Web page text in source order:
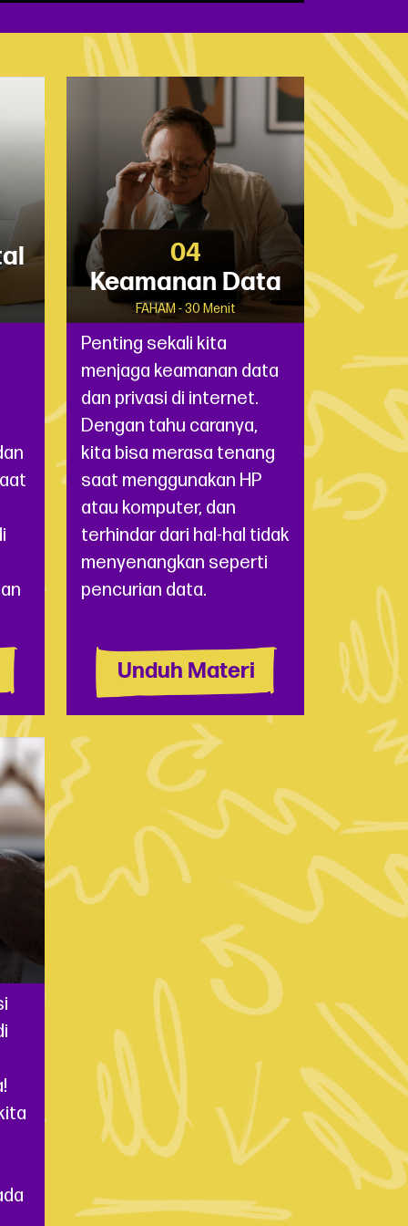
04
Keamanan Data
FAHAM - 30 Menit
Penting sekali kita
menjaga keamanan data
dan privasi di internet.
Dengan tahu caranya,
kita bisa merasa tenang
saat menggunakan HP
atau komputer, dan
terhindar dari hal-hal tidak
menyenangkan seperti
pencurian data.
Unduh Materi